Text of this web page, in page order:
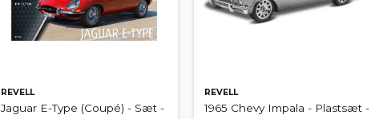
REVELL
Jaguar E-Type (Coupé) - Sæt -
REVELL
1965 Chevy Impala - Plastsæt -